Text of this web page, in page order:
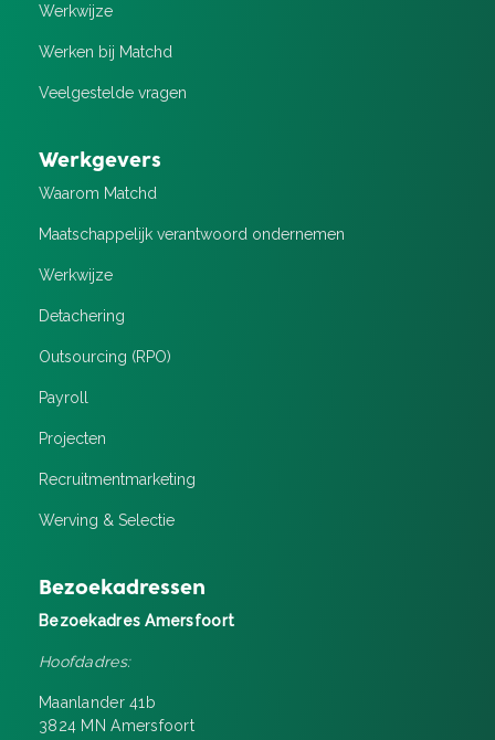
Werkwijze
Werken bij Matchd
Veelgestelde vragen
Werkgevers
Waarom Matchd
Maatschappelijk verantwoord ondernemen
Werkwijze
Detachering
Outsourcing (RPO)
Payroll
Projecten
Recruitment­marketing
Werving & Selectie
Bezoekadressen
Bezoekadres Amersfoort
Hoofdadres:
Maanlander 41b
3824 MN Amersfoort